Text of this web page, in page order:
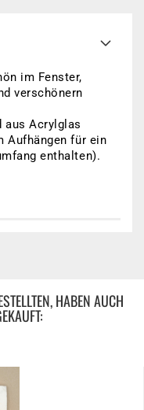
im Fenster,
verschönern
aus Acrylglas
Aufhängen für ein
enthalten).
HABEN AUCH